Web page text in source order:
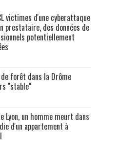
victimes d'une cyberattaque
prestataire, des données de
potentiellement
forêt dans la Drôme
"stable"
Lyon, un homme meurt dans
d'un appartement à